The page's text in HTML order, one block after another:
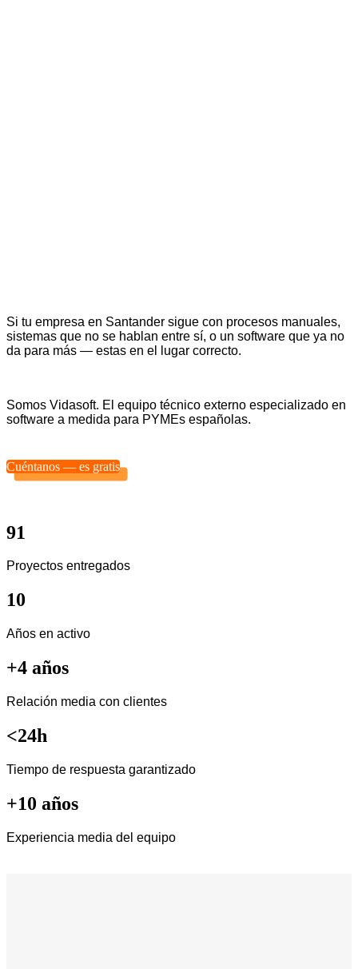
Si tu empresa en Santander sigue con procesos manuales,
sistemas que no se hablan entre sí, o un software que ya no
da para más — estas en el lugar correcto.
Somos Vidasoft. El equipo técnico externo especializado en
software a medida para PYMEs españolas.
Cuéntanos — es gratis
91
Proyectos entregados
10
Años en activo
+4 años
Relación media con clientes
<24h
Tiempo de respuesta garantizado
+10 años
Experiencia media del equipo